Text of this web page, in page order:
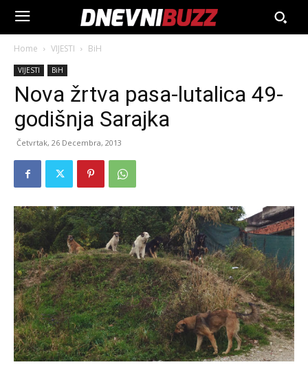
Home VIJESTI BiH
VIJESTI BiH
Nova žrtva pasa-lutalica 49-
godišnja Sarajka
Četvrtak, 26 Decembra, 2013